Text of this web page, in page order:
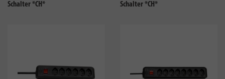
Schalter *CH*
Schalter *CH*